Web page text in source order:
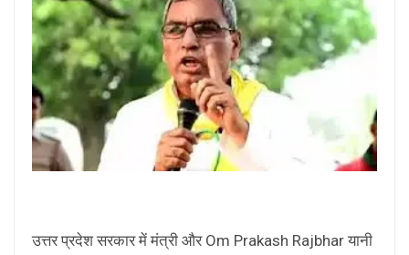
उत्तर प्रदेश सरकार में मंत्री और Om Prakash Rajbhar यानी